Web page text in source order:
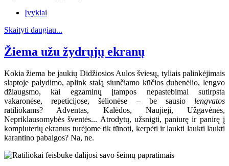
Įvykiai
Skaityti daugiau...
Žiema užu žydrųjų ekranų
Kokia žiema be jaukių Didžiosios Aulos šviesų, tyliais palinkėjimais
slaptoje palydimo, aplink stalą siunčiamo kūčios dubenėlio, lengvo
džiaugsmo, kai egzaminų įtampos nepastebimai sutirpsta
vakaronėse, repeticijose, šėlionėse – be sausio lengvatos
ratiliokams? Adventas, Kalėdos, Naujieji, Užgavėnės,
Nepriklausomybės šventės... Atrodytų, užsnigti, paniurę ir panirę į
kompiuterių ekranus turėjome tik tūnoti, kerpėti ir laukti laukti laukti
karantino pabaigos? Na, ne.